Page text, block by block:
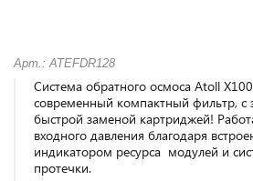
Арт.: ATEFDR128
Система обратного осмоса Atoll
современный компактный фильтр, с
быстрой заменой картриджей!
входного давления благодаря
индикатором ресурса модулей и
протечки.